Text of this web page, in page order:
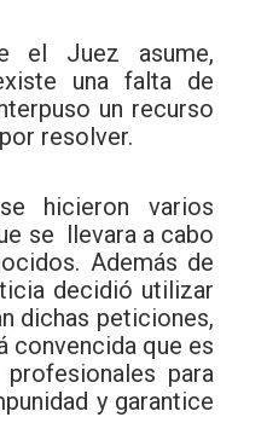
el Juez asume,
una falta de
un recurso
resolver.
hicieron varios
se llevara a cabo
Además de
decidió utilizar
dichas peticiones,
convencida que es
para
y garantice